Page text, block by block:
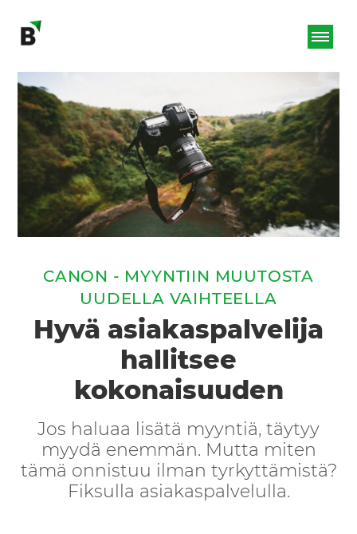
CANON - MYYNTIIN MUUTOSTA
UUDELLA VAIHTEELLA
Hyvä asiakaspalvelija
hallitsee
kokonaisuuden
Jos haluaa lisätä myyntiä, täytyy
myydä enemmän. Mutta miten
tämä onnistuu ilman tyrkyttämistä?
Fiksulla asiakaspalvelulla.